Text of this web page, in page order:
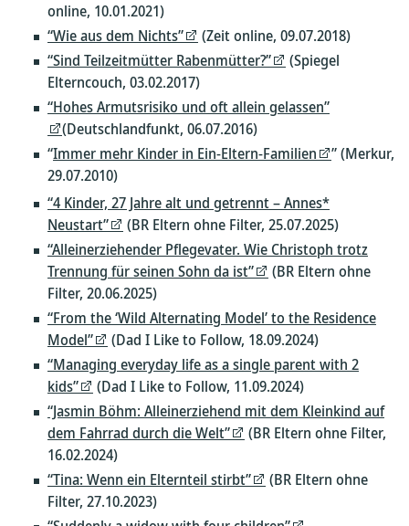
online, 10.01.2021)
“Wie aus dem Nichts”
(Zeit online, 09.07.2018)
“Sind Teilzeitmütter Rabenmütter?”
(Spiegel
Elterncouch, 03.02.2017)
“Hohes Armutsrisiko und oft allein gelassen”
(Deutschlandfunkt, 06.07.2016)
“Immer mehr Kinder in Ein-Eltern-Familien
” (Merkur,
29.07.2010)
“4 Kinder, 27 Jahre alt und getrennt – Annes*
Neustart”
(BR Eltern ohne Filter, 25.07.2025)
“Alleinerziehender Pflegevater. Wie Christoph trotz
Trennung für seinen Sohn da ist”
(BR Eltern ohne
Filter, 20.06.2025)
“From the ‘Wild Alternating Model’ to the Residence
Model”
(Dad I Like to Follow, 18.09.2024)
“Managing everyday life as a single parent with 2
kids”
(Dad I Like to Follow, 11.09.2024)
“Jasmin Böhm: Alleinerziehend mit dem Kleinkind auf
dem Fahrrad durch die Welt”
(BR Eltern ohne Filter,
16.02.2024)
“Tina: Wenn ein Elternteil stirbt”
(BR Eltern ohne
Filter, 27.10.2023)